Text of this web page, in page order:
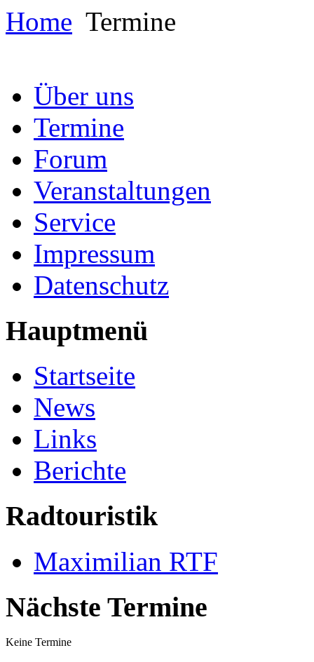
Home Termine
Über uns
Termine
Forum
Veranstaltungen
Service
Impressum
Datenschutz
Hauptmenü
Startseite
News
Links
Berichte
Radtouristik
Maximilian RTF
Nächste Termine
Keine Termine